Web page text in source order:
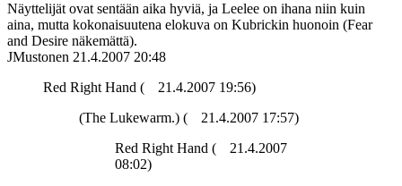
Näyttelijät ovat sentään aika hyviä, ja Leelee on ihana niin kuin
aina, mutta kokonaisuutena elokuva on Kubrickin huonoin (Fear
and Desire näkemättä).
JMustonen 21.4.2007 20:48
Red Right Hand (
21.4.2007 19:56)
(The Lukewarm.) (
21.4.2007 17:57)
Red Right Hand (
21.4.2007
08:02)